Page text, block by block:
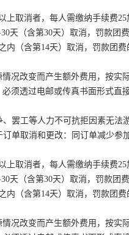
上取消者，每人需缴纳手续费
天（含第30天）取消，罚款团
内（含第14天）取消，罚款团费
情况改变而产生额外费用，按实
须透过电邮或传真书面形式直
、罢工等人力不可抗拒因素无
订单取消和更改：同订单减少
上取消者，每人需缴纳手续费
天（含第30天）取消，罚款团
内（含第14天）取消，罚款团费
情况改变而产生额外费用，按实